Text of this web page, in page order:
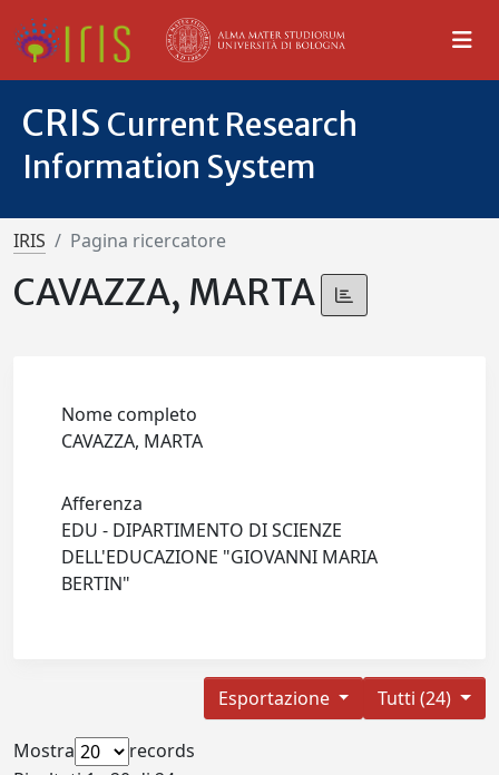
CRIS Current Research
Information System
IRIS Pagina ricercatore
CAVAZZA, MARTA
Nome completo
CAVAZZA, MARTA
Afferenza
EDU - DIPARTIMENTO DI SCIENZE
DELL'EDUCAZIONE "GIOVANNI MARIA
BERTIN"
Tutti (24)
Esportazione
Mostra
records